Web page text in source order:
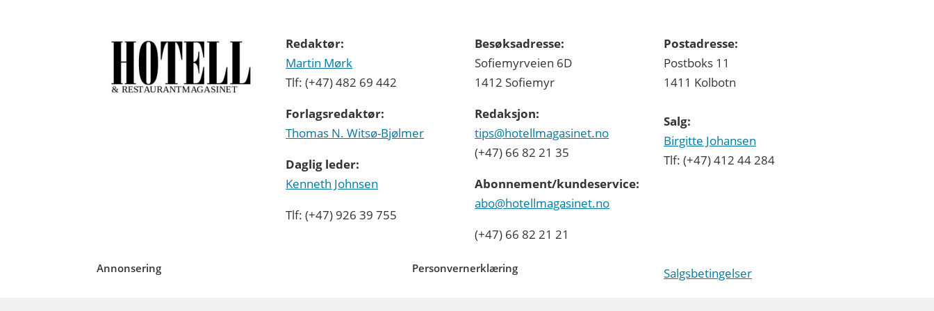
Redaktør:
Martin Mørk
Tlf: (+47) 482 69 442
Forlagsredaktør:
Thomas N. Witsø-Bjølmer
Daglig leder:
Kenneth Johnsen
Tlf: (+47) 926 39 755
Besøksadresse:
Sofiemyrveien 6D
1412 Sofiemyr
Redaksjon:
tips@hotellmagasinet.no
(+47) 66 82 21 35
Abonnement/kundeservice:
abo@hotellmagasinet.no
(+47) 66 82 21 21
Postadresse:
Postboks 11
1411 Kolbotn
Salg:
Birgitte Johansen
Tlf: (+47) 412 44 284
Annonsering Personvernerklæring Salgsbetingelser